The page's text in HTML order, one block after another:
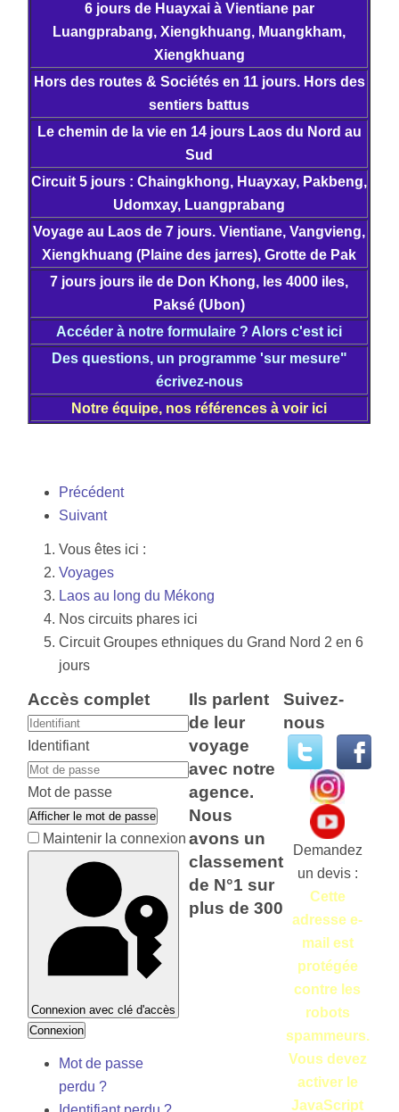
6 jours de Huayxai à Vientiane par
Luangprabang, Xiengkhuang, Muangkham,
Xiengkhuang
Hors des routes & Sociétés en 11 jours. Hors des
sentiers battus
Le chemin de la vie en 14 jours Laos du Nord au
Sud
Circuit 5 jours : Chaingkhong, Huayxay, Pakbeng,
Udomxay, Luangprabang
Voyage au Laos de 7 jours. Vientiane, Vangvieng,
Xiengkhuang (Plaine des jarres), Grotte de Pak
7 jours jours ile de Don Khong, les 4000 iles,
Paksé (Ubon)
Accéder à notre formulaire ? Alors c'est ici
Des questions, un programme 'sur mesure"
écrivez-nous
Notre équipe, nos références à voir ici
Précédent
Suivant
Vous êtes ici :
Voyages
Laos au long du Mékong
Nos circuits phares ici
Circuit Groupes ethniques du Grand Nord 2 en 6
jours
Accès complet
Identifiant
Mot de passe
Afficher le mot de passe
Maintenir la connexion
Connexion avec clé d'accès
Connexion
Mot de passe
perdu ?
Ils parlent
de leur
voyage
avec notre
agence.
Nous
avons un
classement
de N°1 sur
plus de 300
Suivez-
nous
Demandez
un devis :
Cette
adresse e-
mail est
protégée
contre les
robots
spammeurs.
Vous devez
activer le
JavaScript